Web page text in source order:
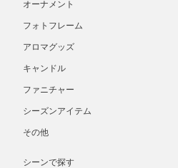
オーナメント
フォトフレーム
アロマグッズ
キャンドル
ファニチャー
シーズンアイテム
その他
シーンで探す